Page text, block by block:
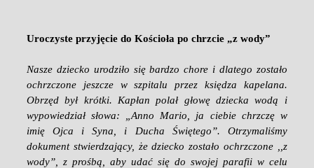
Uroczyste przyjęcie do Kościoła po chrzcie „z wody”
Nasze dziecko urodziło się bardzo chore i dlatego zostało
ochrzczone jeszcze w szpitalu przez księdza kapelana.
Obrzęd był krótki. Kapłan polał głowę dziecka wodą i
wypowiedział słowa: „Anno Mario, ja ciebie chrzczę w
imię Ojca i Syna, i Ducha Świętego”. Otrzymaliśmy
dokument stwierdzający, że dziecko zostało ochrzczone ,,z
wody”, z prośbą, aby udać się do swojej parafii w celu